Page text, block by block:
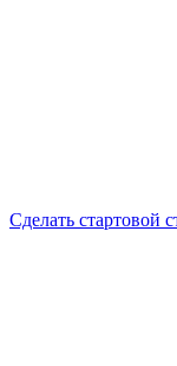
Сделать стартовой